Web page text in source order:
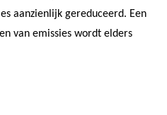
aanzienlijk gereduceerd. Een
van emissies wordt elders